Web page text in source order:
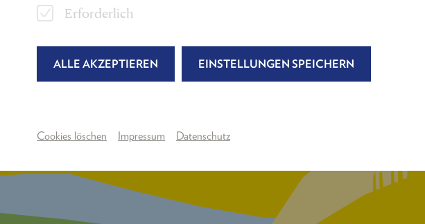
Erforderlich
ALLE AKZEPTIEREN EINSTELLUNGEN SPEICHERN
Cookies löschen Impressum Datenschutz